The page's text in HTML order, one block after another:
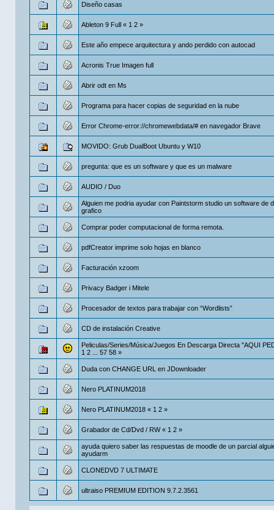
Diseño casas
Ableton 9 Full «1 2»
Este año empece arquitectura y ando perdido con autocad
Acronis True Imagen full
Abrir odt en Ms
Programa para hacer copias de seguridad en la nube
Error Chrome-error://chromewebdata/# en navegador Brave
MOVIDO: Grub DualBoot Ubuntu y W10
pregunta: que es un software y que es un malware
AUDIO / Duo
Alguien me podria ayudar con Paintstorm studio un software de
grafico
Comprar poder computacional de forma remota.
pdfCreator imprime solo hojas en blanco
Facturación xzoom
Privacy Badger i Mitele
Procesador de textos para trabajar con “Wordlists”
CD de instalación Creative
Peliculas/Series/Música/Juegos En Descarga Directa "AQUI
1 2...57 58»
Duda con CHANGE URL en JDownloader
Nero PLATINUM2018
Nero PLATINUM2018 «1 2»
Grabador de Cd/Dvd / RW «1 2»
ayuda quiero saber las respuestas de moodle de un parcial
ayudarm
CLONEDVD 7 ULTIMATE
ultraiso PREMIUM EDITION 9.7.2.3561